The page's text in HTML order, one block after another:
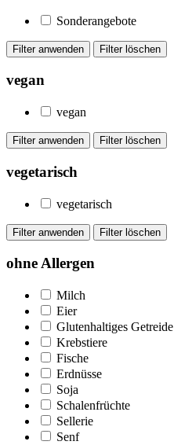
Sonderangebote
vegan
vegan
vegetarisch
vegetarisch
ohne Allergen
Milch
Eier
Glutenhaltiges Getreide
Krebstiere
Fische
Erdnüsse
Soja
Schalenfrüchte
Sellerie
Senf